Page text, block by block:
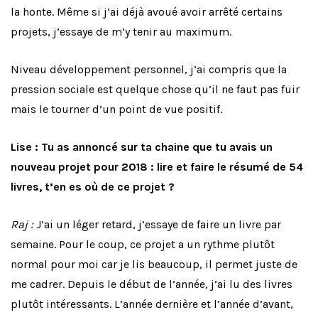
la honte. Même si j’ai déjà avoué avoir arrêté certains
projets, j’essaye de m’y tenir au maximum.
Niveau développement personnel, j’ai compris que la
pression sociale est quelque chose qu’il ne faut pas fuir
mais le tourner d’un point de vue positif.
Lise : Tu as annoncé sur ta chaine que tu avais un
nouveau projet pour 2018 : lire et faire le résumé de 54
livres, t’en es où de ce projet ?
Raj :J’ai un léger retard, j’essaye de faire un livre par
semaine. Pour le coup, ce projet a un rythme plutôt
normal pour moi car je lis beaucoup, il permet juste de
me cadrer. Depuis le début de l’année, j’ai lu des livres
plutôt intéressants. L’année dernière et l’année d’avant,